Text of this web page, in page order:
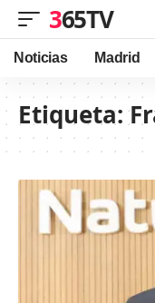
365TV
Noticias Madrid
Etiqueta: